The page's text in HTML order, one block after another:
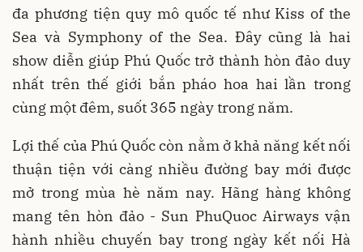
đa phương tiện quy mô quốc tế như Kiss of the
Sea và Symphony of the Sea. Đây cũng là hai
show diễn giúp Phú Quốc trở thành hòn đảo duy
nhất trên thế giới bắn pháo hoa hai lần trong
cùng một đêm, suốt 365 ngày trong năm.
Lợi thế của Phú Quốc còn nằm ở khả năng kết nối
thuận tiện với càng nhiều đường bay mới được
mở trong mùa hè năm nay. Hãng hàng không
mang tên hòn đảo - Sun PhuQuoc Airways vận
hành nhiều chuyến bay trong ngày kết nối Hà